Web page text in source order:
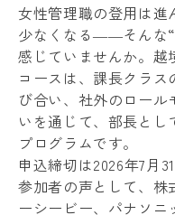
女性管理職の登用は進
少なくなる――そんな“
感じていませんか。越
コースは、課長クラ
び合い、社外のロー
いを通じて、部長と
プログラムです。
申込締切は2026年7月
参加者の声として、株
ーシービー、パナソ